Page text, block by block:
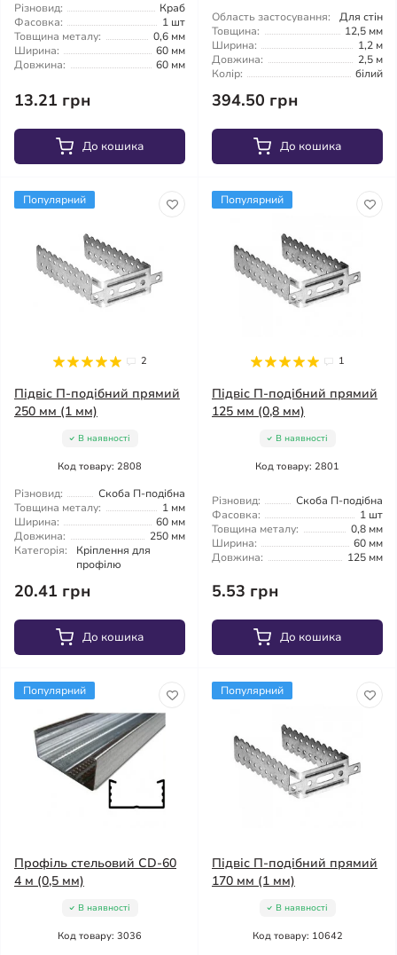
Різновид:
Краб
Фасовка:
1 шт
Товщина металу:
0,6 мм
Ширина:
60 мм
Довжина:
60 мм
13.21 грн
До кошика
Область застосування:
Для стін
Товщина:
12,5 мм
Ширина:
1,2 м
Довжина:
2,5 м
Колір:
білий
394.50 грн
До кошика
Популярний
2
Підвіс П-подібний прямий
250 мм (1 мм)
В наявності
Код товару: 2808
Різновид:
Скоба П-подібна
Товщина металу:
1 мм
Ширина:
60 мм
Довжина:
250 мм
Категорія:
Кріплення для
профілю
20.41 грн
До кошика
Популярний
1
Підвіс П-подібний прямий
125 мм (0,8 мм)
В наявності
Код товару: 2801
Різновид:
Скоба П-подібна
Фасовка:
1 шт
Товщина металу:
0,8 мм
Ширина:
60 мм
Довжина:
125 мм
5.53 грн
До кошика
Популярний
Профіль стельовий CD-60
4 м (0,5 мм)
В наявності
Код товару: 3036
Популярний
Підвіс П-подібний прямий
170 мм (1 мм)
В наявності
Код товару: 10642